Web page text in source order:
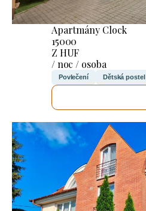
Apartmány Clock
15000
Z HUF
/ noc / osoba
Povlečení Dětská postel